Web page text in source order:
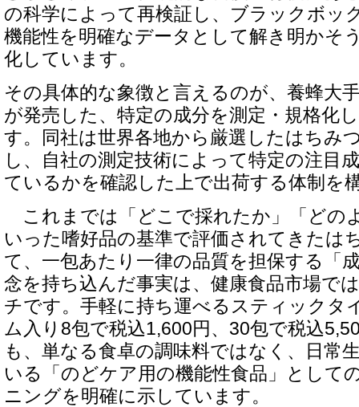
の科学によって再検証し、ブラックボッ
機能性を明確なデータとして解き明かそ
化しています。
その具体的な象徴と言えるのが、養蜂大
が発売した、特定の成分を測定・規格化
す。同社は世界各地から厳選したはちみ
し、自社の測定技術によって特定の注目
ているかを確認した上で出荷する体制を
これまでは「どこで採れたか」「どの
いった嗜好品の基準で評価されてきたは
て、一包あたり一律の品質を担保する「
念を持ち込んだ事実は、健康食品市場で
チです。手軽に持ち運べるスティックタ
ム入り8包で税込1,600円、30包で税込
も、単なる食卓の調味料ではなく、日常
いる「のどケア用の機能性食品」として
ニングを明確に示しています。